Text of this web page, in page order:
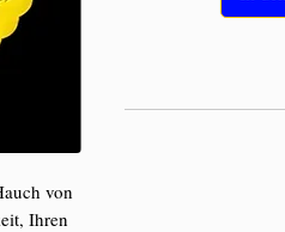
von
Ihren